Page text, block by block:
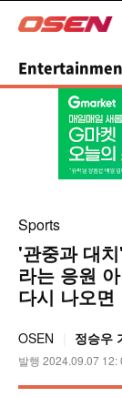
Sports
'관중과 대
라는 응원
다시 나오
OSEN 정승우
발행 2024.09.07 12: